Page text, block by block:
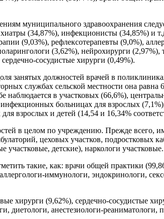
муниципального здравоохранения
(34,87%), инфекционисты (34,85%) и
(9,03%), рефлексотерапевты (9,0%),
(3,62%), нейрохирурги (2,97%),
сосудистые хирурги (0,49%).
занятых должностей врачей в
службах сельской местности она равна
наблюдается в участковых (66,6%),
больницах для взрослых
взрослых и детей (14,54 и 16,34%
в целом по учреждению. Прежде всего,
цеховых участков, подростковых
детские), наркологи участковые.
такие, как: врачи общей практики
иммунологи, эндокринологи,
хирурги (9,62%), сердечно-сосудистые
диетологи, анестезиологи-реаниматологи,